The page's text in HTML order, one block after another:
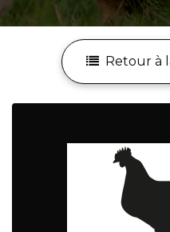
Retour à